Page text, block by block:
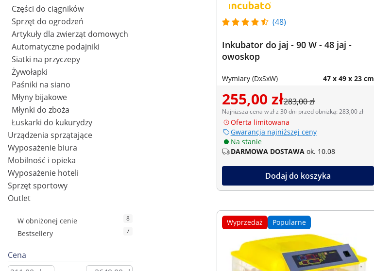
Części do ciągników
Sprzęt do ogrodzeń
Artykuły dla zwierząt domowych
Automatyczne podajniki
Siatki na przyczepy
Żywołapki
Paśniki na siano
Młyny bijakowe
Młynki do zboża
Łuskarki do kukurydzy
Urządzenia sprzątające
Wyposażenie biura
Mobilność i opieka
Wyposażenie hoteli
Sprzęt sportowy
Outlet
W obniżonej cenie 8
Bestsellery 7
Cena
(48)
Inkubator do jaj - 90 W - 48 jaj -
owoskop
Wymiary (DxSxW) 47 x 49 x 23 cm
255,00 zł283,00 zł
Najniższa cena w zł z 30 dni przed obniżką: 283,00 zł
Oferta limitowana
Gwarancja najniższej ceny
Na stanie
DARMOWA DOSTAWA ok. 10.08
Dodaj do koszyka
Wyprzedaż Popularne